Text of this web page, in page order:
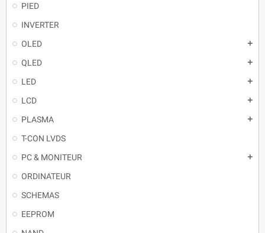
PIED
INVERTER
OLED
QLED
LED
LCD
PLASMA
T-CON LVDS
PC & MONITEUR
ORDINATEUR
SCHEMAS
EEPROM